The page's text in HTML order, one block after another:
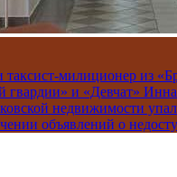
милиционер из
гвардии» и «Девчат»
недвижимости
объявлений о